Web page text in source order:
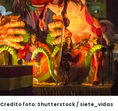
Credito foto: Shutterstock / siete_vidas